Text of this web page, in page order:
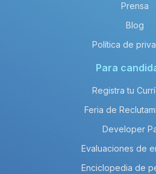
Prensa
Blog
Política de
Para
Registra tu
Feria de
Developer
Evaluaciones de
Enciclopedia de